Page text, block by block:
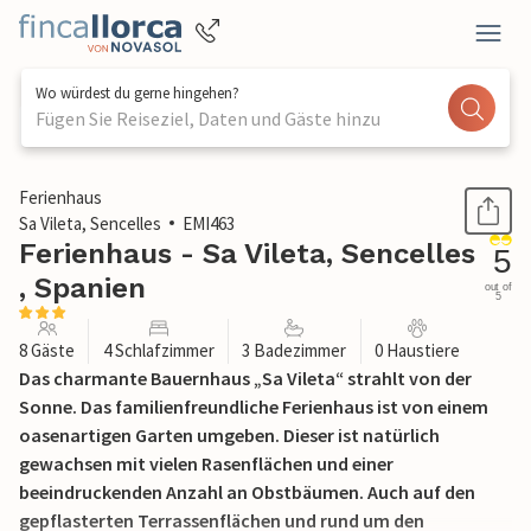
Wo würdest du gerne hingehen?
Fügen Sie Reiseziel, Daten und Gäste hinzu
1 / 52
Ferienhaus
Sa Vileta, Sencelles
EMI463
Ferienhaus - Sa Vileta, Sencelles
, Spanien
5
out of
5
8 Gäste 4 Schlafzimmer 3 Badezimmer 0 Haustiere
Das charmante Bauernhaus „Sa Vileta“ strahlt von der
Sonne. Das familienfreundliche Ferienhaus ist von einem
oasenartigen Garten umgeben. Dieser ist natürlich
gewachsen mit vielen Rasenflächen und einer
beeindruckenden Anzahl an Obstbäumen. Auch auf den
gepflasterten Terrassenflächen und rund um den